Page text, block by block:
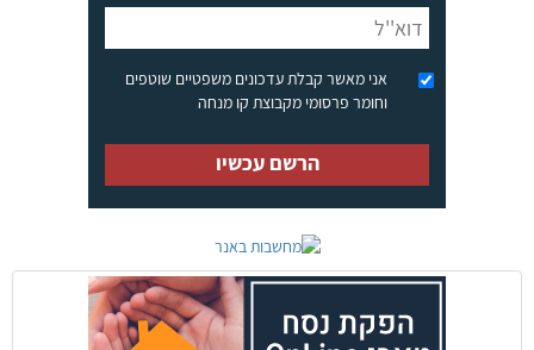
אני מאשר קבלת עדכונים משפטיים שוטפים
וחומר פרסומי מקבוצת קו מנחה
הרשם עכשיו